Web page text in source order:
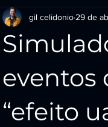
eventos
“efeito
gil celidonio 29 de